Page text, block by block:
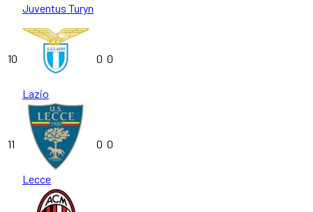
Juventus Turyn
10
Lazio
0 0
11
Lecce
0 0